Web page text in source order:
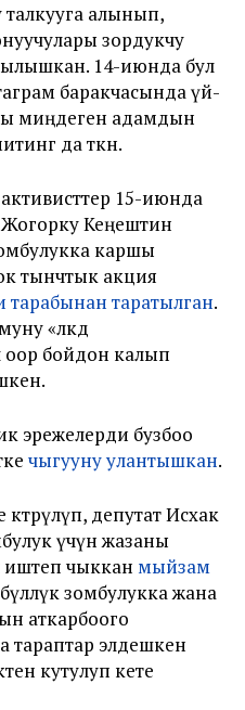
алынып,
зордукчу
14-июнда бул
баракчасында үй-
миңдеген адамдын
да өткөн.
15-июнда
Кеңештин
каршы
тынчтык акция
таратылган.
«өлкөдө
бойдон калып
эрежелерди бузбоо
чыгууну улантышкан.
депутат Исхак
үчүн жазаны
иштеп чыккан мыйзам
зомбулукка жана
аткарбоого
тараптар элдешкен
кутулуп кете